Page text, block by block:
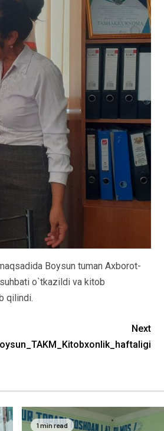
Boysun tuman Axborot-
o`tkazildi va kitob
qilindi.
Next
1 min read